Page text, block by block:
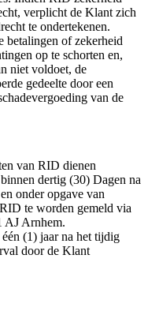
verplicht de Klant zich
te ondertekenen.
betalingen of zekerheid
op te schorten en,
niet voldoet, de
gedeelte door een
van de
van RID dienen
dertig (30) Dagen na
onder opgave van
te worden gemeld via
AJ Arnhem.
(1) jaar na het tijdig
door de Klant